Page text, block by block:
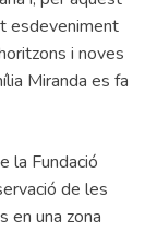
esdeveniment
i noves
Miranda es fa
la Fundació
de les
en una zona